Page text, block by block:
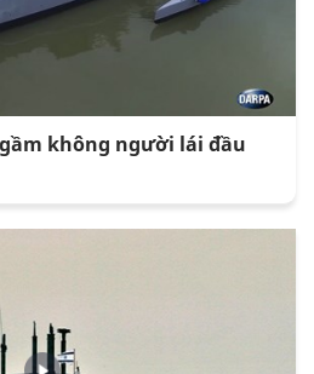
không người lái đầu